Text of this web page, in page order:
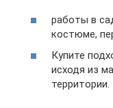
работы в
костюме,
Купите
исходя из
территории.